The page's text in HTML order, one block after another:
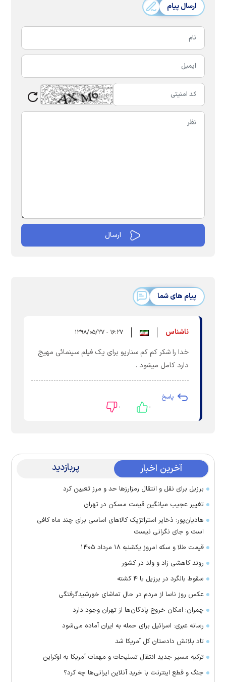
ارسال پیام
پیام های شما
ناشناس ۱۶:۲۷ - ۱۳۹۸/۰۵/۲۷
خدا را شکر کم کم سناریو برای یک فیلم سینمائی مهیج
دارد کامل میشود .
پاسخ
۰ ۰
آخرین اخبار پربازدید
برزیل برای نقل‌ و انتقال رمزارز‌ها حد و مرز تعیین کرد
تغییر عجیب میانگین قیمت مسکن در تهران
هادیان‌پور: ذخایر استراتژیک کالا‌های اساسی برای چند ماه کافی
است و جای نگرانی نیست
قیمت طلا و سکه امروز یکشنبه ۱۸ مرداد ۱۴۰۵
روند کاهشی زاد و ولد در کشور
سقوط بالگرد در برزیل با ۴ کشته
عکس روز ناسا از مردم در حال تماشای خورشیدگرفتگی
چمران: امکان خروج پادگان‌ها از تهران وجود دارد
رسانه عبری: اسرائیل برای حمله به ایران آماده می‌شود
تاد بلانش دادستان کل آمریکا شد
ترکیه مسیر جدید انتقال تسلیحات و مهمات آمریکا به اوکراین
جنگ و قطع اینترنت با خرید آنلاین ایرانی‌ها چه کرد؟